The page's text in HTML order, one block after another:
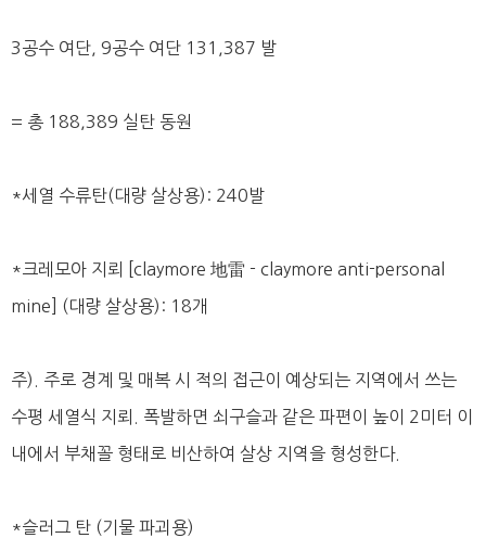
3공수 여단, 9공수 여단 131,387 발
= 총 188,389 실탄 동원
*세열 수류탄(대량 살상용): 240발
*크레모아 지뢰 [claymore 地雷 - claymore anti-personal
mine] (대량 살상용): 18개
주). 주로 경계 및 매복 시 적의 접근이 예상되는 지역에서 쓰는
수평 세열식 지뢰. 폭발하면 쇠구슬과 같은 파편이 높이 2미터 이
내에서 부채꼴 형태로 비산하여 살상 지역을 형성한다.
*슬러그 탄 (기물 파괴용)